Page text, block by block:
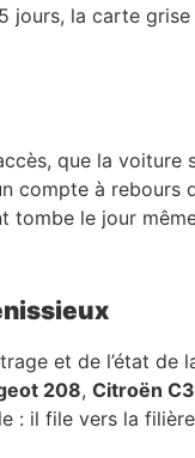
jours, la carte
que la voiture
à rebours
le jour
et de l’état
208, Citroën C3
: il file vers la